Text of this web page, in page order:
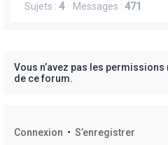
Sujets : 4Messages : 471
Vous n’avez pas les
de ce forum.
Connexion • S’enregistrer